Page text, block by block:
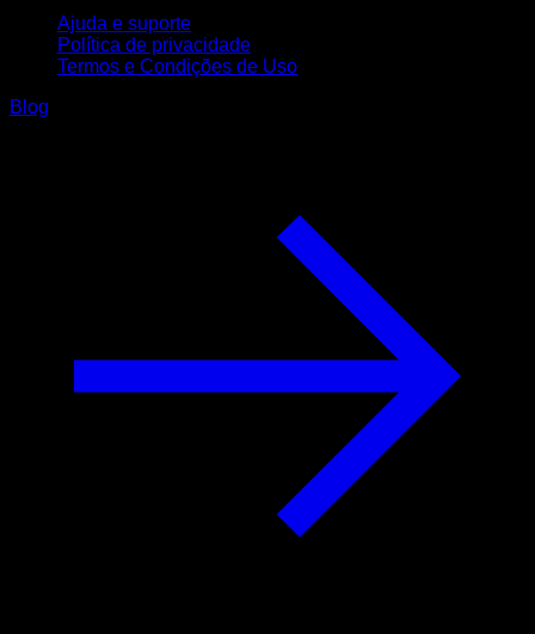
Ajuda e suporte
Política de privacidade
Termos e Condições de Uso
Blog